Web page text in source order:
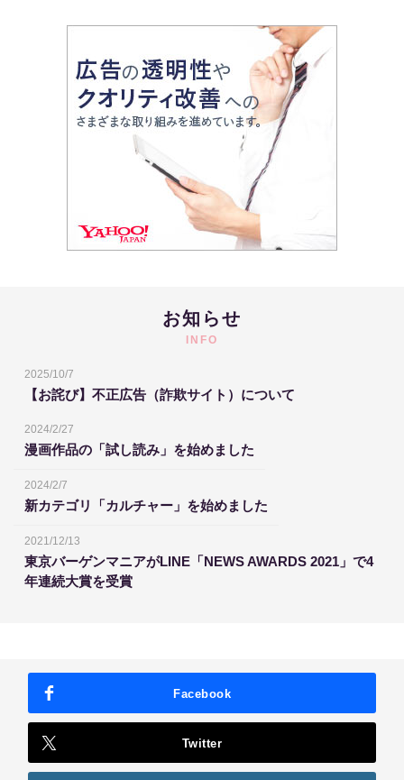
お知らせ
INFO
2025/10/7
【お詫び】不正広告（詐欺サイト）について
2024/2/27
漫画作品の「試し読み」を始めました
2024/2/7
新カテゴリ「カルチャー」を始めました
2021/12/13
東京バーゲンマニアがLINE「NEWS AWARDS 2021」で4
年連続大賞を受賞
Facebook
Twitter